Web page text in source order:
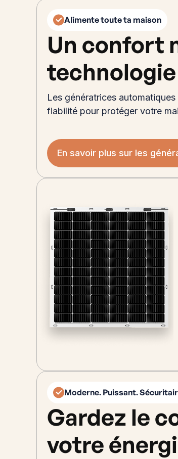
Alimente toute ta maison
Un confort
Les génératrices
fiabilité pour protéger votre
En savoir plus sur les
Moderne. Puissant.
Gardez le
votre